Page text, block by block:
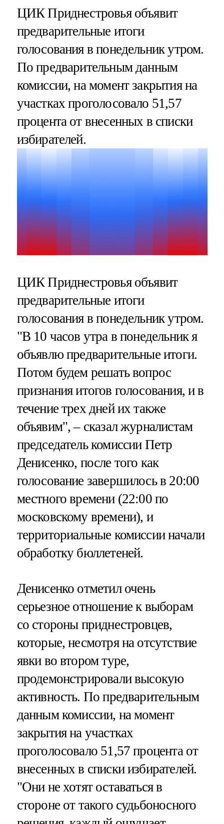
ЦИК Приднестровья объявит
предварительные итоги
голосования в понедельник утром.
По предварительным данным
комиссии, на момент закрытия на
участках проголосовало 51,57
процента от внесенных в списки
избирателей.
ЦИК Приднестровья объявит
предварительные итоги
голосования в понедельник утром.
"В 10 часов утра в понедельник я
объявлю предварительные итоги.
Потом будем решать вопрос
признания итогов голосования, и в
течение трех дней их также
объявим", – сказал журналистам
председатель комиссии Петр
Денисенко, после того как
голосование завершилось в 20:00
местного времени (22:00 по
московскому времени), и
территориальные комиссии начали
обработку бюллетеней.
Денисенко отметил очень
серьезное отношение к выборам
со стороны приднестровцев,
которые, несмотря на отсутствие
явки во втором туре,
продемонстрировали высокую
активность. По предварительным
данным комиссии, на момент
закрытия на участках
проголосовало 51,57 процента от
внесенных в списки избирателей.
"Они не хотят оставаться в
стороне от такого судьбоносного